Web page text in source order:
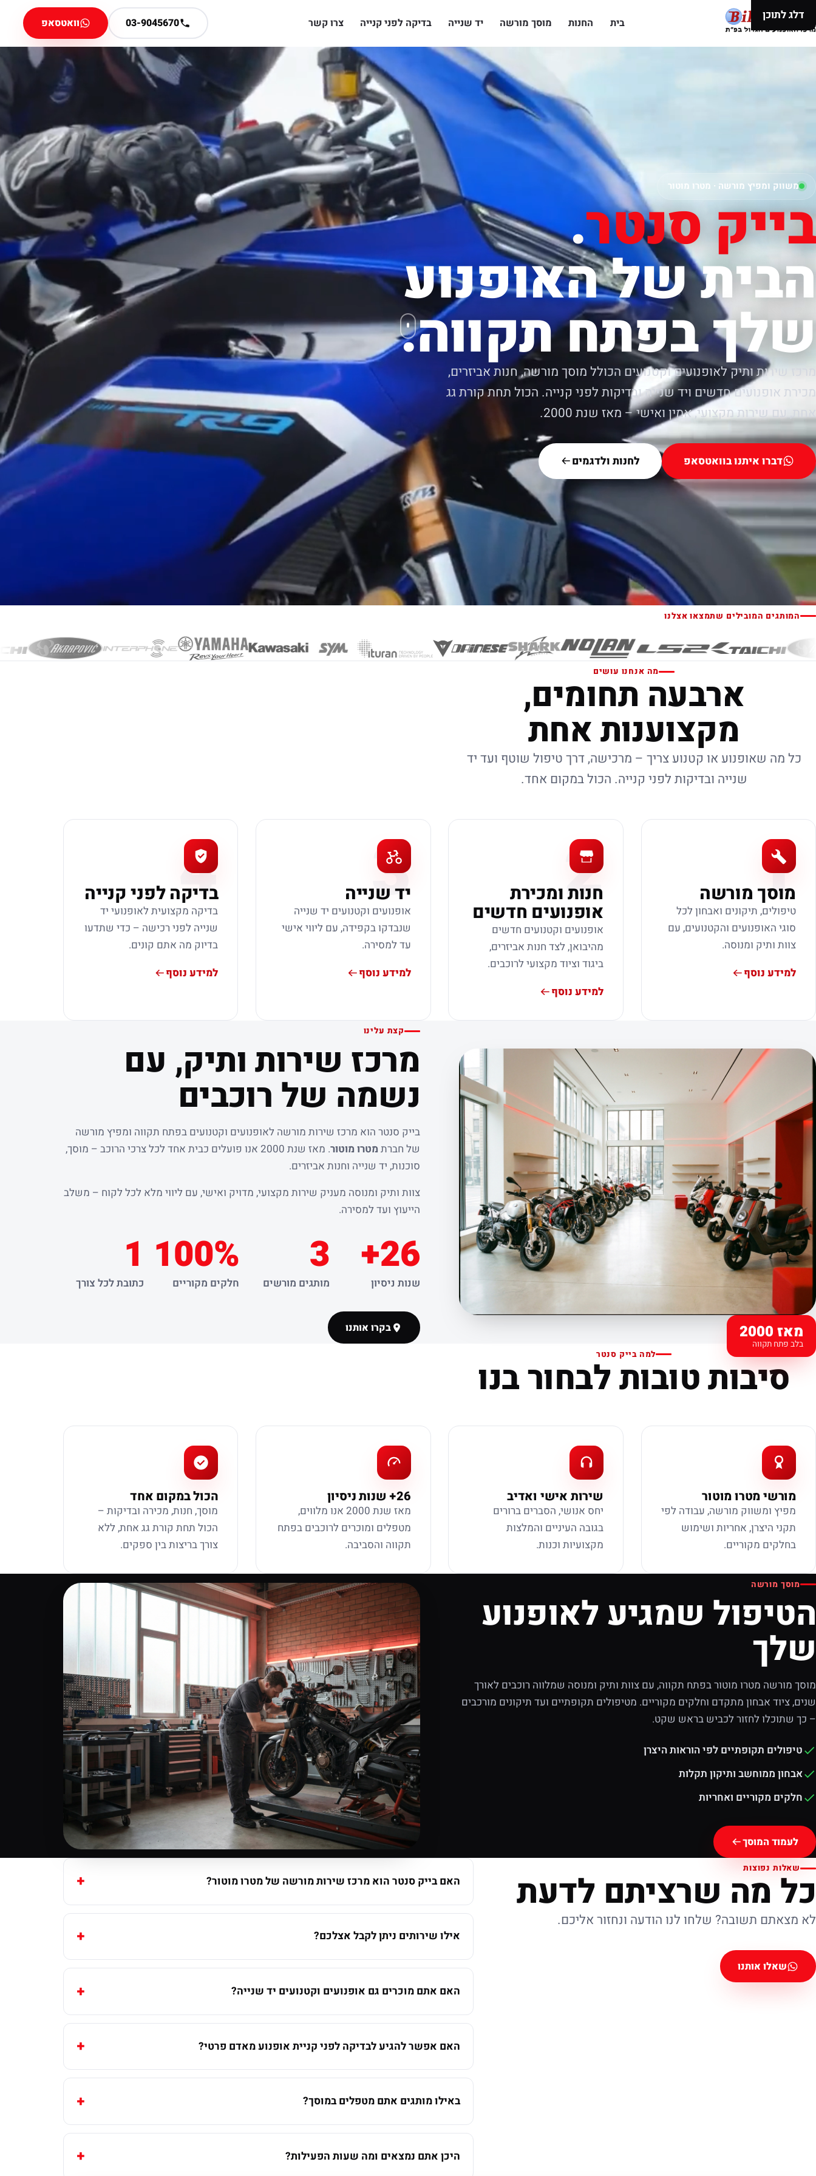
דלג לתוכן
בית החנות מוסך מורשה יד שנייה בדיקה לפני קנייה צרו קשר 03-9045670 וואטסאפ
משווק ומפיץ מורשה · מטרו מוטור
בייק סנטר.
הבית של האופנוע
שלך בפתח תקווה.
מרכז שירות ותיק לאופנועים וקטנועים הכולל מוסך מורשה, חנות אביזרים,
מכירת אופנועים חדשים ויד שנייה ובדיקות לפני קנייה. הכול תחת קורת גג
אחת, עם שירות מקצועי, אמין ואישי – מאז שנת 2000.
דברו איתנו בוואטסאפ לחנות ולדגמים
המותגים המובילים שתמצאו אצלנו
מה אנחנו עושים
ארבעה תחומים,
מקצוענות אחת
כל מה שאופנוע או קטנוע צריך – מרכישה, דרך טיפול שוטף ועד יד
שנייה ובדיקות לפני קנייה. הכול במקום אחד.
1
מוסך מורשה
טיפולים, תיקונים ואבחון לכל
סוגי האופנועים והקטנועים, עם
צוות ותיק ומנוסה.
למידע נוסף
2
חנות ומכירת
אופנועים חדשים
אופנועים וקטנועים חדשים
מהיבואן, לצד חנות אביזרים,
ביגוד וציוד מקצועי לרוכבים.
למידע נוסף
3
יד שנייה
אופנועים וקטנועים יד שנייה
שנבדקו בקפידה, עם ליווי אישי
עד למסירה.
למידע נוסף
4
בדיקה לפני קנייה
בדיקה מקצועית לאופנועי יד
שנייה לפני רכישה – כדי שתדעו
בדיוק מה אתם קונים.
למידע נוסף
מאז 2000
בלב פתח תקווה
קצת עלינו
מרכז שירות ותיק, עם
נשמה של רוכבים
בייק סנטר הוא מרכז שירות מורשה לאופנועים וקטנועים בפתח תקווה ומפיץ מורשה
של חברת מטרו מוטור
. מאז שנת 2000 אנו פועלים כבית אחד לכל צרכי הרוכב – מוסך,
סוכנות, יד שנייה וחנות אביזרים.
צוות ותיק ומנוסה מעניק שירות מקצועי, מדויק ואישי, עם ליווי מלא לכל לקוח – משלב
הייעוץ ועד למסירה.
26+
שנות ניסיון
3
מותגים מורשים
100%
חלקים מקוריים
1
כתובת לכל צורך
בקרו אותנו
למה בייק סנטר
סיבות טובות לבחור בנו
מורשי מטרו מוטור
מפיץ ומשווק מורשה, עבודה לפי
תקני היצרן, אחריות ושימוש
בחלקים מקוריים.
שירות אישי ואדיב
יחס אנושי, הסברים ברורים
בגובה העיניים והמלצות
מקצועיות וכנות.
26+ שנות ניסיון
מאז שנת 2000 אנו מלווים,
מטפלים ומוכרים לרוכבים בפתח
תקווה והסביבה.
הכול במקום אחד
מוסך, חנות, מכירה ובדיקות –
הכול תחת קורת גג אחת, ללא
צורך בריצות בין ספקים.
מוסך מורשה
הטיפול שמגיע לאופנוע
שלך
מוסך מורשה מטרו מוטור בפתח תקווה, עם צוות ותיק ומנוסה שמלווה רוכבים לאורך
שנים, ציוד אבחון מתקדם וחלקים מקוריים. מטיפולים תקופתיים ועד תיקונים מורכבים
– כך שתוכלו לחזור לכביש בראש שקט.
טיפולים תקופתיים לפי הוראות היצרן
אבחון ממוחשב ותיקון תקלות
חלקים מקוריים ואחריות
לעמוד המוסך
שאלות נפוצות
כל מה שרציתם לדעת
לא מצאתם תשובה? שלחו לנו הודעה ונחזור אליכם.
שאלו אותנו
האם בייק סנטר הוא מרכז שירות מורשה של מטרו מוטור?
אילו שירותים ניתן לקבל אצלכם?
האם אתם מוכרים גם אופנועים וקטנועים יד שנייה?
האם אפשר להגיע לבדיקה לפני קניית אופנוע מאדם פרטי?
באילו מותגים אתם מטפלים במוסך?
היכן אתם נמצאים ומה שעות הפעילות?